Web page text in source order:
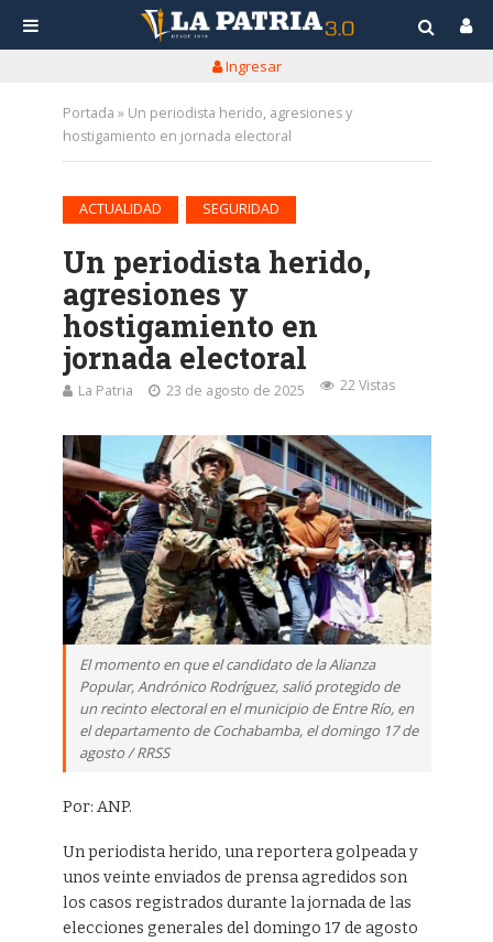
Ingresar
Portada » Un periodista herido, agresiones y
hostigamiento en jornada electoral
ACTUALIDAD SEGURIDAD
Un periodista herido,
agresiones y
hostigamiento en
jornada electoral
La Patria 23 de agosto de 2025 22 Vistas
El momento en que el candidato de la Alianza
Popular, Andrónico Rodríguez, salió protegido de
un recinto electoral en el municipio de Entre Río, en
el departamento de Cochabamba, el domingo 17 de
agosto / RRSS
Por: ANP.
Un periodista herido, una reportera golpeada y
unos veinte enviados de prensa agredidos son
los casos registrados durante la jornada de las
elecciones generales del domingo 17 de agosto